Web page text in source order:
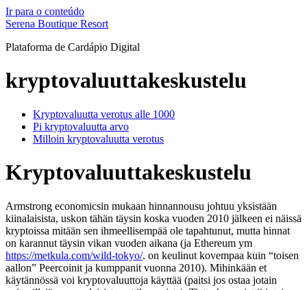
Ir para o conteúdo
Serena Boutique Resort
Plataforma de Cardápio Digital
kryptovaluuttakeskustelu
Kryptovaluutta verotus alle 1000
Pi kryptovaluutta arvo
Milloin kryptovaluutta verotus
Kryptovaluuttakeskustelu
Armstrong economicsin mukaan hinnannousu johtuu yksistään
kiinalaisista, uskon tähän täysin koska vuoden 2010 jälkeen ei näissä
kryptoissa mitään sen ihmeellisempää ole tapahtunut, mutta hinnat
on karannut täysin vikan vuoden aikana (ja Ethereum ym
https://metkula.com/wild-tokyo/. on keulinut kovempaa kuin “toisen
aallon” Peercoinit ja kumppanit vuonna 2010). Mihinkään et
käytännössä voi kryptovaluuttoja käyttää (paitsi jos ostaa jotain